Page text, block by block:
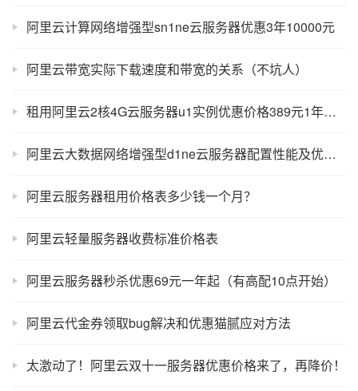
阿里云计算网络增强型sn1ne云服务器优惠3年10000元
阿里云带宽实际下载速度和带宽的关系（不坑人）
租用阿里云2核4G云服务器u1实例优惠价格389元1年，企业199元一年
阿里云大数据网络增强型d1ne云服务器配置性能及优惠价格
阿里云服务器租用价格表多少钱一个月？
阿里云轻量服务器收费标准价格表
阿里云服务器秒杀优惠69元一年起（有高配10点开始）
阿里云代金券领取bug解决和优惠猫腻应对方法
太激动了！阿里云双十一服务器优惠价格来了，再降价！